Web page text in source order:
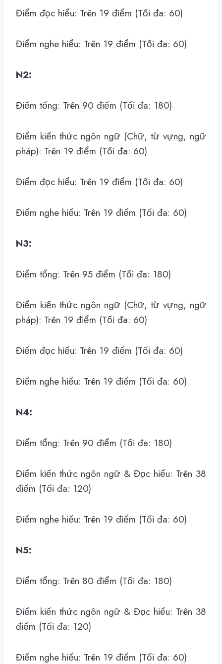
Điểm đọc hiểu: Trên 19 điểm (Tối đa: 60)
Điểm nghe hiểu: Trên 19 điểm (Tối đa: 60)
N2:
Điểm tổng: Trên 90 điểm (Tối đa: 180)
Điểm kiến thức ngôn ngữ (Chữ, từ vựng, ngữ
pháp): Trên 19 điểm (Tối đa: 60)
Điểm đọc hiểu: Trên 19 điểm (Tối đa: 60)
Điểm nghe hiểu: Trên 19 điểm (Tối đa: 60)
N3:
Điểm tổng: Trên 95 điểm (Tối đa: 180)
Điểm kiến thức ngôn ngữ (Chữ, từ vựng, ngữ
pháp): Trên 19 điểm (Tối đa: 60)
Điểm đọc hiểu: Trên 19 điểm (Tối đa: 60)
Điểm nghe hiểu: Trên 19 điểm (Tối đa: 60)
N4:
Điểm tổng: Trên 90 điểm (Tối đa: 180)
Điểm kiến thức ngôn ngữ & Đọc hiểu: Trên 38
điểm (Tối đa: 120)
Điểm nghe hiểu: Trên 19 điểm (Tối đa: 60)
N5:
Điểm tổng: Trên 80 điểm (Tối đa: 180)
Điểm kiến thức ngôn ngữ & Đọc hiểu: Trên 38
điểm (Tối đa: 120)
Điểm nghe hiểu: Trên 19 điểm (Tối đa: 60)